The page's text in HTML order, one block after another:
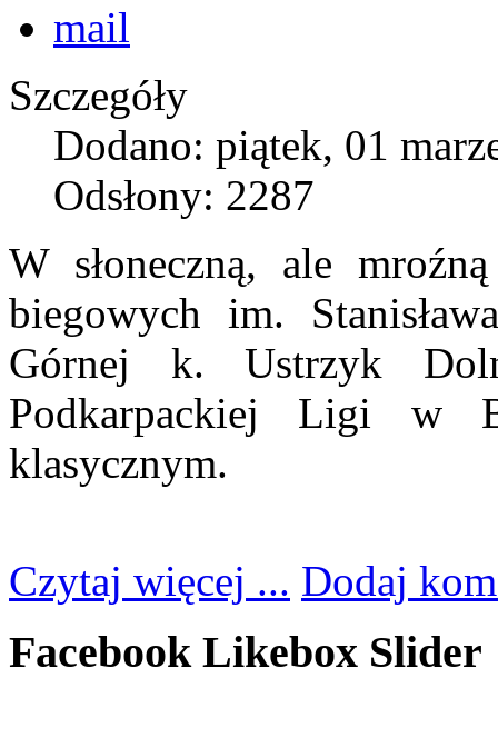
Szczegóły
Dodano: piątek, 01
Odsłony: 2287
W słoneczną, ale
biegowych im.
Górnej k. Ustrzyk
Podkarpackiej Ligi w
klasycznym.
Czytaj więcej ... Dodaj
Facebook Likebox Slider